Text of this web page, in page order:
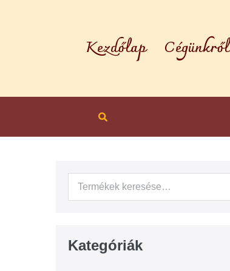
Kezdőlap Cégünkről
Kategóriák